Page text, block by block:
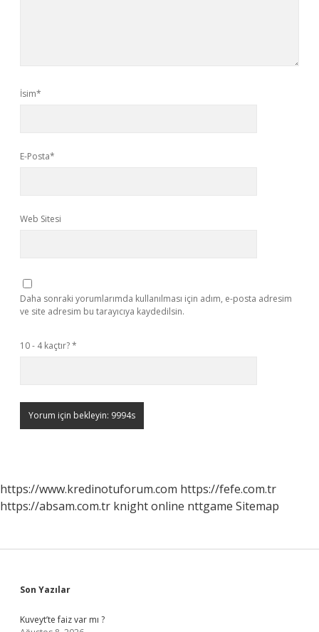
İsim*
E-Posta*
Web Sitesi
Daha sonraki yorumlarımda kullanılması için adım, e-posta adresim
ve site adresim bu tarayıcıya kaydedilsin.
10 - 4 kaçtır?*
https://www.kredinotuforum.com https://fefe.com.tr
https://absam.com.tr knight online nttgame Sitemap
Sidebar
Son Yazılar
Kuveyt’te faiz var mı ?